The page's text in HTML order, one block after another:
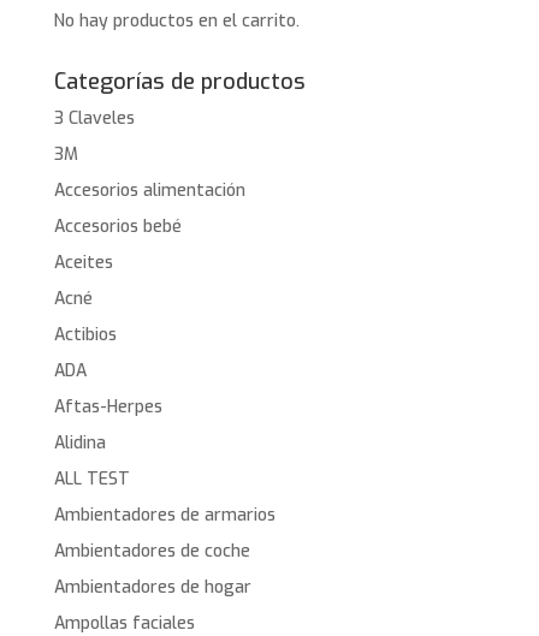
No hay productos en el carrito.
Categorías de productos
3 Claveles
3M
Accesorios alimentación
Accesorios bebé
Aceites
Acné
Actibios
ADA
Aftas-Herpes
Alidina
ALL TEST
Ambientadores de armarios
Ambientadores de coche
Ambientadores de hogar
Ampollas faciales